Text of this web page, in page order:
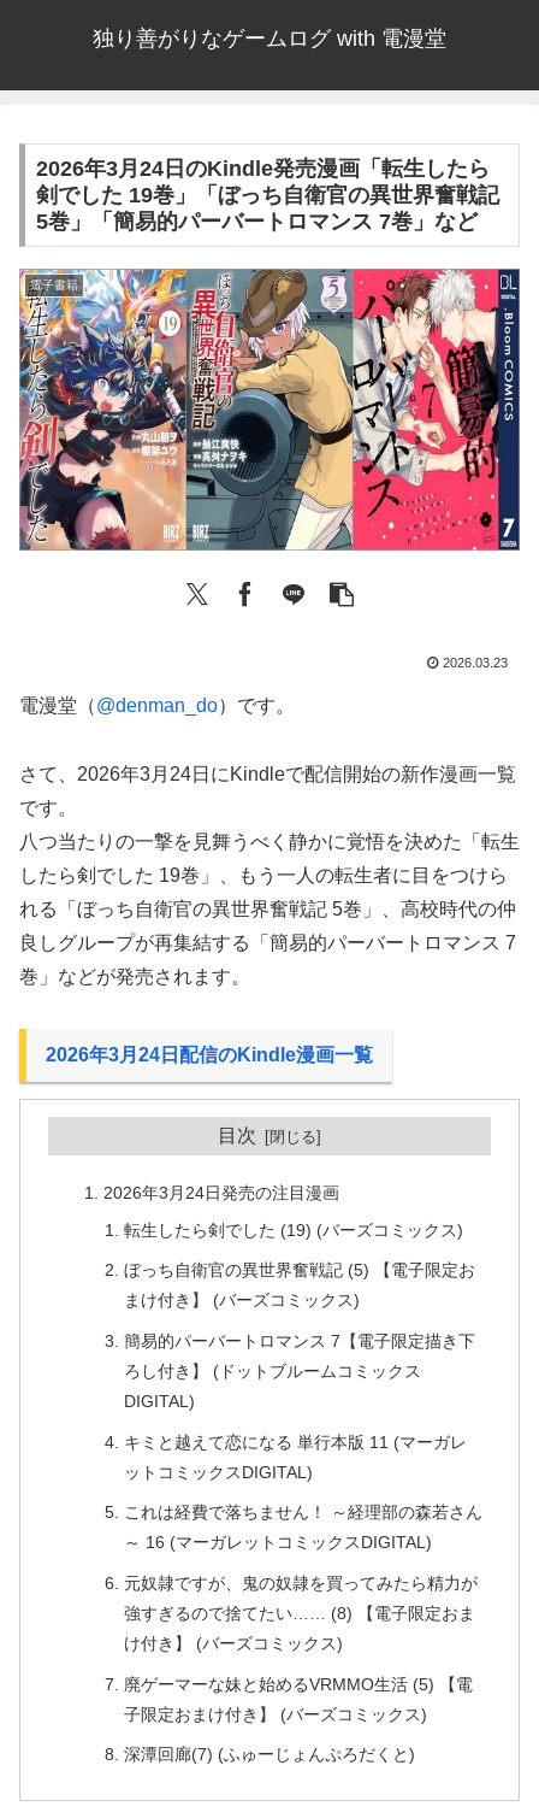
独り善がりなゲームログ with 電漫堂
2026年3月24日のKindle発売漫画「転生したら
剣でした 19巻」「ぼっち自衛官の異世界奮戦記
5巻」「簡易的パーバートロマンス 7巻」など
電子書籍
2026.03.23
電漫堂（@denman_do）です。
さて、2026年3月24日にKindleで配信開始の新作漫画一覧
です。
八つ当たりの一撃を見舞うべく静かに覚悟を決めた「転生
したら剣でした 19巻」、もう一人の転生者に目をつけら
れる「ぼっち自衛官の異世界奮戦記 5巻」、高校時代の仲
良しグループが再集結する「簡易的パーバートロマンス 7
巻」などが発売されます。
2026年3月24日配信のKindle漫画一覧
目次
2026年3月24日発売の注目漫画
転生したら剣でした (19) (バーズコミックス)
ぼっち自衛官の異世界奮戦記 (5) 【電子限定お
まけ付き】 (バーズコミックス)
簡易的パーバートロマンス 7【電子限定描き下
ろし付き】 (ドットブルームコミックス
DIGITAL)
キミと越えて恋になる 単行本版 11 (マーガレ
ットコミックスDIGITAL)
これは経費で落ちません！ ～経理部の森若さん
～ 16 (マーガレットコミックスDIGITAL)
元奴隷ですが、鬼の奴隷を買ってみたら精力が
強すぎるので捨てたい…… (8) 【電子限定おま
け付き】 (バーズコミックス)
廃ゲーマーな妹と始めるVRMMO生活 (5) 【電
子限定おまけ付き】 (バーズコミックス)
深潭回廊(7) (ふゅーじょんぷろだくと)